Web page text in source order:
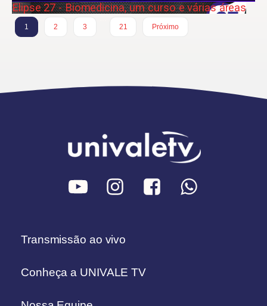
Elipse 27 - Biomedicina, um curso e várias áreas
1 2 3
21
Próximo
Transmissão ao vivo
Conheça a UNIVALE TV